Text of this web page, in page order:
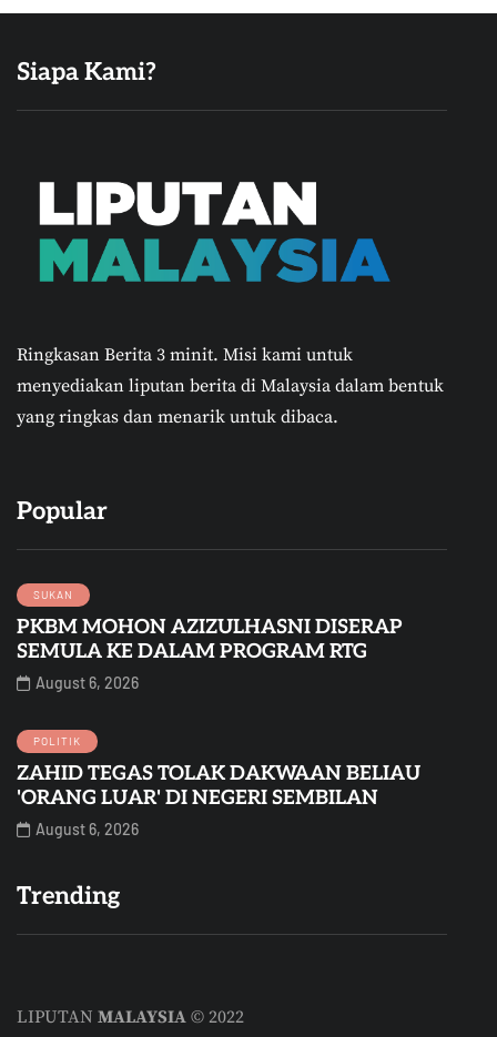
Siapa Kami?
Ringkasan Berita 3 minit. Misi kami untuk
menyediakan liputan berita di Malaysia dalam bentuk
yang ringkas dan menarik untuk dibaca.
Popular
SUKAN
PKBM MOHON AZIZULHASNI DISERAP
SEMULA KE DALAM PROGRAM RTG
August 6, 2026
POLITIK
ZAHID TEGAS TOLAK DAKWAAN BELIAU
'ORANG LUAR' DI NEGERI SEMBILAN
August 6, 2026
Trending
LIPUTAN MALAYSIA © 2022